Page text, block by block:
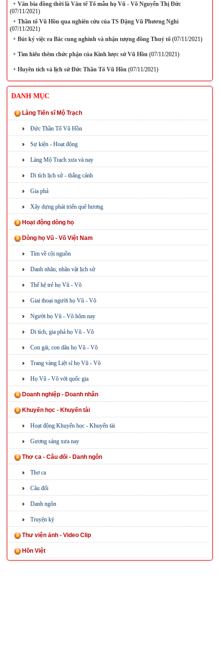
+Văn bia đồng thời là Văn tế Tổ mẫu họ Vũ - Võ Nguyễn Thị Đức
(07/11/2021)
+Thần tổ Vũ Hồn qua nghiên cứu của TS Đặng Vũ Phương Nghi
(07/11/2021)
+Bút ký việc ra Bắc cung nghinh và nhận tượng đồng Thuỷ tổ(07/11/2021)
+Tìm hiểu thêm chức phận của Kinh lược sứ Vũ Hồn(07/11/2021)
+Huyền tích và lịch sử Đức Thần Tổ Vũ Hồn(07/11/2021)
DANH MỤC
Làng Tiến sĩ Mộ Trạch
Đức Thần Tổ Vũ Hồn
Sự kiện - Hoạt động
Làng Mộ Trạch xưa và nay
Di tích lịch sử - thắng cảnh
Gia phả
Xây dựng phát triển quê hương
Hoạt động dòng họ
Dòng họ Vũ - Võ Việt Nam
Tìm về cội nguồn
Danh nhân, nhân vật lịch sử
Thế hệ trẻ họ Vũ - Võ
Giai thoại người họ Vũ - Võ
Người họ Vũ - Võ hôm nay
Di tích, gia phả họ Vũ - Võ
Con gái, con dâu họ Vũ - Võ
Trang vàng Liệt sĩ họ Vũ - Võ
Họ Vũ - Võ với quốc gia
Doanh nghiệp - Doanh nhân
Khuyến học - Khuyến tài
Hoạt động Khuyến học - Khuyến tài
Gương sáng xưa nay
Thơ ca - Câu đối - Danh ngôn
Thơ ca
Câu đối
Danh ngôn
Truyện ký
Thư viện ảnh - Video Clip
Hồn Việt